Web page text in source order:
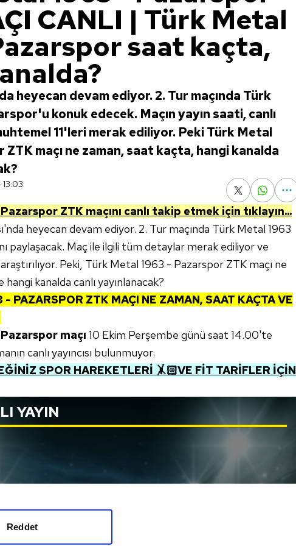
Reddet
CANLI | Türk Metal
saat kaçta,
heyecan devam ediyor. 2. Tur maçında Türk
konuk edecek. Maçın yayın saati, canlı
11'leri merak ediliyor. Peki Türk Metal
ZTK maçı ne zaman, saat kaçta, hangi kanalda
ZTK maçını canlı takip etmek için tıklayın...
heyecan devam ediyor. 2. Tur maçında Türk Metal 1963
paylaşacak. Maç ile ilgili tüm detaylar merak ediliyor ve
Peki, Türk Metal 1963 - Pazarspor ZTK maçı ne
kanalda canlı yayınlanacak?
- PAZARSPOR ZTK MAÇI NE ZAMAN, SAAT KAÇTA VE
maçı 10 Ekim Perşembe günü saat 14.00'te
canlı yayıncısı bulunmuyor.
SPOR HAREKETLERİ 🤸🏻VE FİT TARİFLER İÇİN
YAYIN